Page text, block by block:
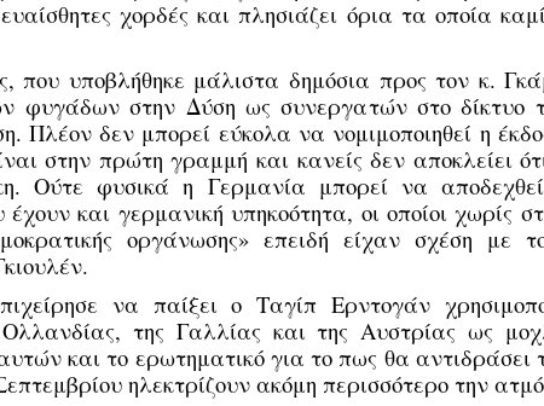
χορδές και πλησιάζει όρια τα οποία
που υποβλήθηκε μάλιστα δημόσια προς τον κ.
φυγάδων στην Δύση ως συνεργατών στο δίκτυο
Πλέον δεν μπορεί εύκολα να νομιμοποιηθεί η
στην πρώτη γραμμή και κανείς δεν αποκλείει
Ούτε φυσικά η Γερμανία μπορεί να αποδεχθεί
και γερμανική υπηκοότητα, οι οποίοι χωρίς
οργάνωσης» επειδή είχαν σχέση με
να παίξει ο Ταγίπ Ερντογάν
της Γαλλίας και της Αυστρίας ως
και το ερωτηματικό για το πως θα αντιδράσει
ηλεκτρίζουν ακόμη περισσότερο την